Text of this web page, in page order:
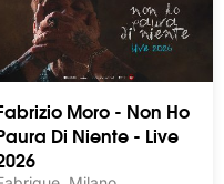
Moro - Non Ho
Di Niente - Live